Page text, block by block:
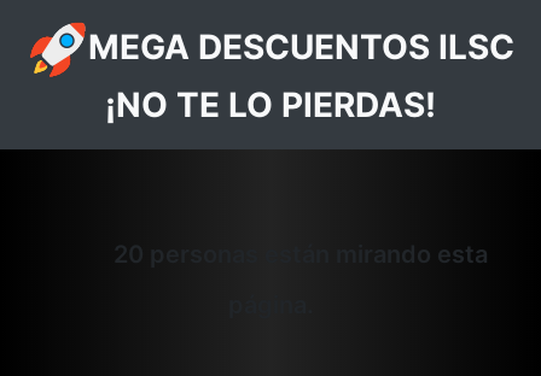
MEGA DESCUENTOS ILSC
¡NO TE LO PIERDAS!
20 personas están mirando esta